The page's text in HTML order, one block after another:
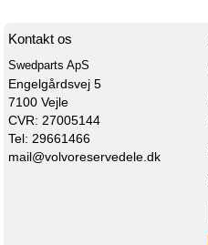
Kontakt os
Swedparts ApS
Engelgårdsvej 5
7100 Vejle
CVR: 27005144
Tel: 29661466
mail@volvoreservedele.dk